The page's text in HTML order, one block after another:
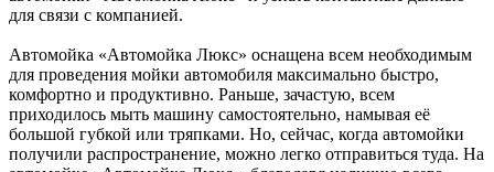
для связи с компанией.
Автомойка «Автомойка Люкс» оснащена всем необходимым
для проведения мойки автомобиля максимально быстро,
комфортно и продуктивно. Раньше, зачастую, всем
приходилось мыть машину самостоятельно, намывая её
большой губкой или тряпками. Но, сейчас, когда автомойки
получили распространение, можно легко отправиться туда. На